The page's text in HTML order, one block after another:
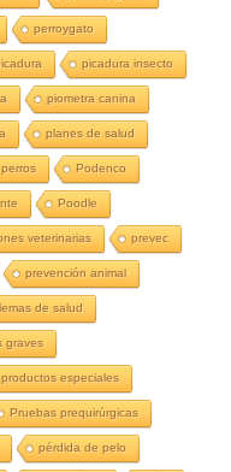
perroygato
picadura insecto
piometra canina
planes de salud
Podenco
Poodle
veterinarias prevec
prevención animal
de salud
graves
productos especiales
Pruebas prequirúrgicas
pérdida de pelo